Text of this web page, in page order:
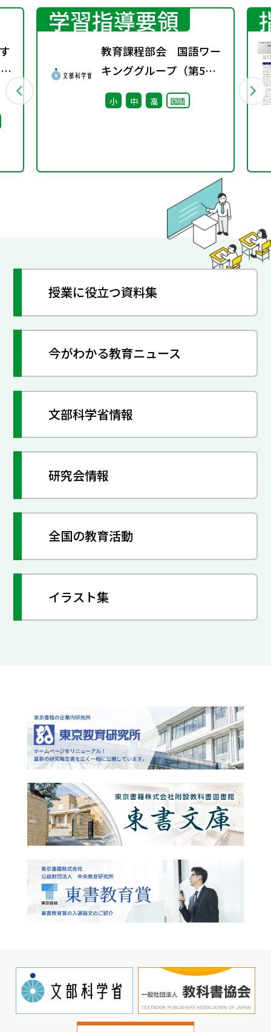
学習指導要領
教育課程部会 国語ワー
キンググループ（第5
回） 配付資料
小 中 高 国語
授業に役立つ資料集
今がわかる教育ニュース
文部科学省情報
研究会情報
全国の教育活動
イラスト集